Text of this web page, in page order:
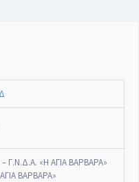
Γ.Ν.Δ.Α. «Η ΑΓΙΑ ΒΑΡΒΑΡΑ»
ΒΑΡΒΑΡΑ»